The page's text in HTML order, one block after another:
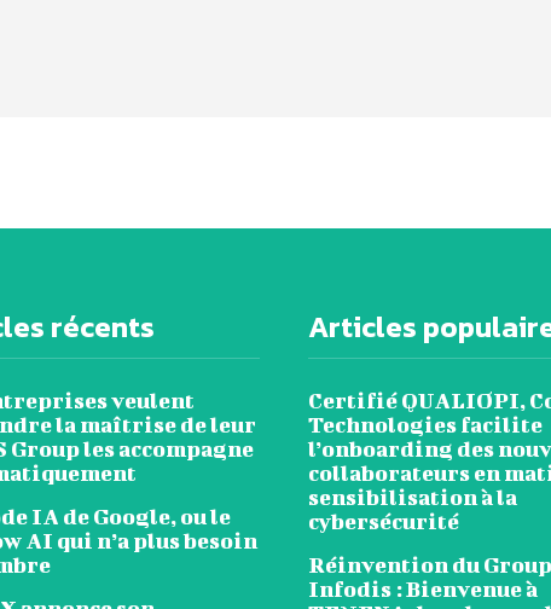
récents
veulent
la maîtrise de leur
Group les accompagne
IA de Google, ou le
AI qui n’a plus besoin
Articles
Certifié QUALIOPI,
Technologies facilite
l’onboarding des
collaborateurs en
sensibilisation à la
cybersécurité
Réinvention du
Infodis : Bienvenue à